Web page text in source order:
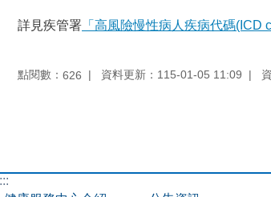
詳見疾管署 「高風險慢性病人疾病代碼(ICD
點閱數： 626 資料更新：115-01-05 11:09
:::